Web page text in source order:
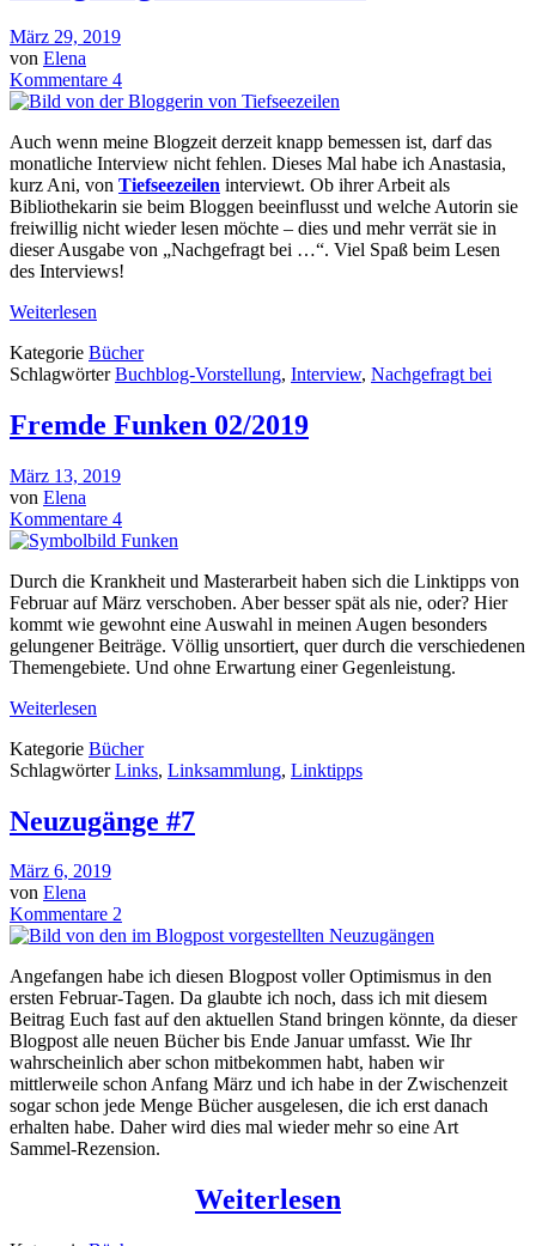
März 29, 2019
von Elena
Kommentare 4
Auch wenn meine Blogzeit derzeit knapp bemessen ist, darf das
monatliche Interview nicht fehlen. Dieses Mal habe ich Anastasia,
kurz Ani, von Tiefseezeilen interviewt. Ob ihrer Arbeit als
Bibliothekarin sie beim Bloggen beeinflusst und welche Autorin sie
freiwillig nicht wieder lesen möchte – dies und mehr verrät sie in
dieser Ausgabe von „Nachgefragt bei …“. Viel Spaß beim Lesen
des Interviews!
Weiterlesen
Kategorie Bücher
SchlagwörterBuchblog-Vorstellung, Interview, Nachgefragt bei
Fremde Funken 02/2019
März 13, 2019
von Elena
Kommentare 4
Durch die Krankheit und Masterarbeit haben sich die Linktipps von
Februar auf März verschoben. Aber besser spät als nie, oder? Hier
kommt wie gewohnt eine Auswahl in meinen Augen besonders
gelungener Beiträge. Völlig unsortiert, quer durch die verschiedenen
Themengebiete. Und ohne Erwartung einer Gegenleistung.
Weiterlesen
Kategorie Bücher
SchlagwörterLinks, Linksammlung, Linktipps
Neuzugänge #7
März 6, 2019
von Elena
Kommentare 2
Angefangen habe ich diesen Blogpost voller Optimismus in den
ersten Februar-Tagen. Da glaubte ich noch, dass ich mit diesem
Beitrag Euch fast auf den aktuellen Stand bringen könnte, da dieser
Blogpost alle neuen Bücher bis Ende Januar umfasst. Wie Ihr
wahrscheinlich aber schon mitbekommen habt, haben wir
mittlerweile schon Anfang März und ich habe in der Zwischenzeit
sogar schon jede Menge Bücher ausgelesen, die ich erst danach
erhalten habe. Daher wird dies mal wieder mehr so eine Art
Sammel-Rezension.
Weiterlesen